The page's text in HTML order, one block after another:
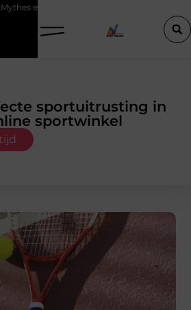
zachtere nicotine pouches
sportuitrusting in
sportwinkel